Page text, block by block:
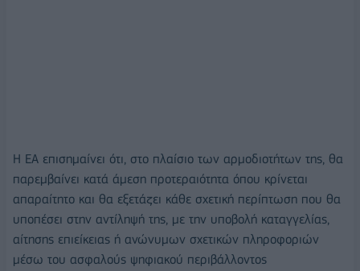
Η ΕΑ επισημαίνει ότι, στο πλαίσιο των αρμοδιοτήτων της, θα
παρεμβαίνει κατά άμεση προτεραιότητα όπου κρίνεται
απαραίτητο και θα εξετάζει κάθε σχετική περίπτωση που θα
υποπέσει στην αντίληψή της, με την υποβολή καταγγελίας,
αίτησης επιείκειας ή ανώνυμων σχετικών πληροφοριών
μέσω του ασφαλούς ψηφιακού περιβάλλοντος